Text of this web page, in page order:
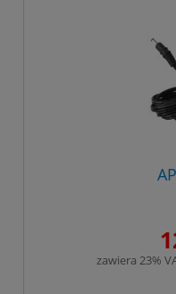
zawiera 23%